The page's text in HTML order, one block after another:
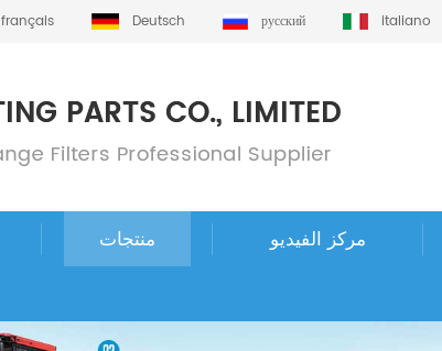
français Deutsch русский italiano
منتجات مركز الفيديو